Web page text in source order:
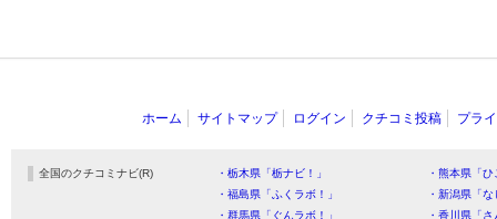
ホーム サイトマップ ログイン クチコミ投稿 プラ
全国のクチコミナビ(R) ・栃木県「栃ナビ！」
・熊本県「
・福島県「ふくラボ！」
・新潟県「
・群馬県「ぐんラボ！」
・香川県「